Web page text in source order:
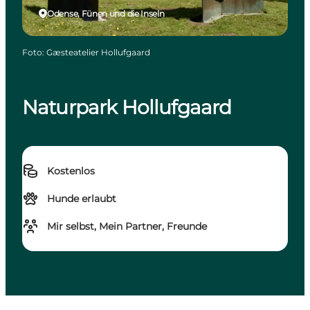
Naturpark Hollufgaard
Kostenlos
Hunde erlaubt
Mir selbst, Mein Partner, Freunde
Odense, Fünen und die Inseln
Foto: Gæsteatelier Hollufgaard